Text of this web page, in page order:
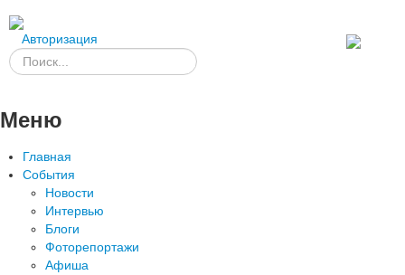
Авторизация
Меню
Главная
События
Новости
Интервью
Блоги
Фоторепортажи
Афиша